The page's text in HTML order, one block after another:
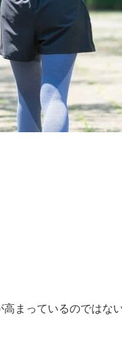
まっているのではな